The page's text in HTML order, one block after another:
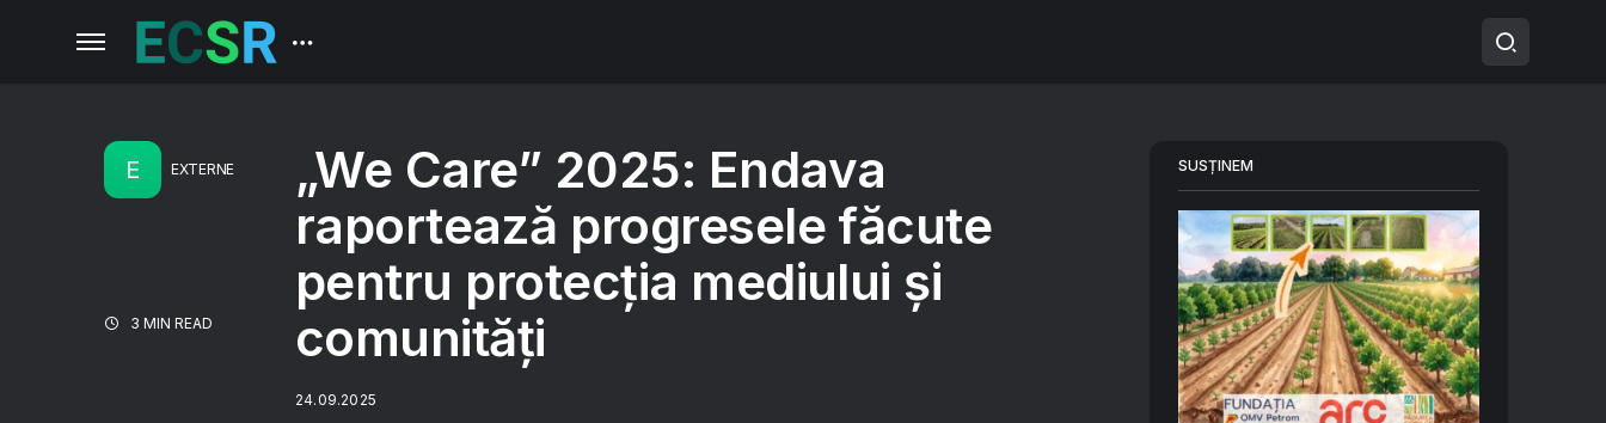
E EXTERNE
3 MIN READ
„We Care” 2025: Endava
raportează progresele făcute
pentru protecția mediului și
comunități
24.09.2025
SUSȚINEM